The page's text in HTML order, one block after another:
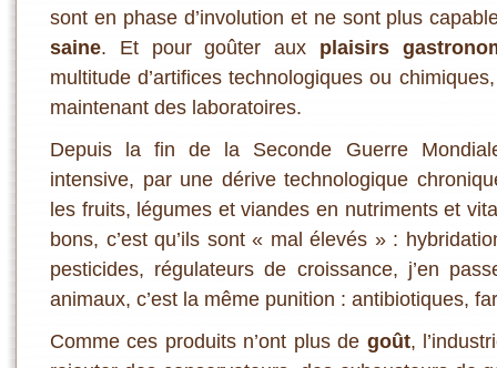
sont en phase d’involution et ne sont plus
saine. Et pour goûter aux plaisirs
multitude d’artifices technologiques ou
maintenant des laboratoires.
Depuis la fin de la Seconde Guerre
intensive, par une dérive technologique
les fruits, légumes et viandes en nutriments et
bons, c’est qu’ils sont « mal élevés » :
pesticides, régulateurs de croissance, j’en
animaux, c’est la même punition : antibiotiques,
Comme ces produits n’ont plus de goût,